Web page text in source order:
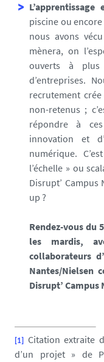
L’apprentissage
piscine ou
nous avons
mènera, on
ouverts à plus
d’entreprises.
recrutement
non-retenus ;
répondre à
innovation et
numérique.
l’échelle » ou
Disrupt’ Campus
up ?
Rendez-vous du
les mardis,
collaborateurs
Nantes/Nielsen
Disrupt’ Campus
[1]
Citation extraite
d’un projet » de